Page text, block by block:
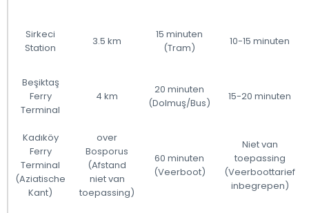
Sirkeci
Station
3.5 km
15 minuten
(Tram)
10-15 minuten
Beşiktaş
Ferry
Terminal
4 km
20 minuten
(Dolmuş/Bus)
15-20 minuten
Kadıköy
Ferry
Terminal
(Aziatische
Kant)
over
Bosporus
(Afstand
niet van
toepassing)
60 minuten
(Veerboot)
Niet van
toepassing
(Veerboottarief
inbegrepen)